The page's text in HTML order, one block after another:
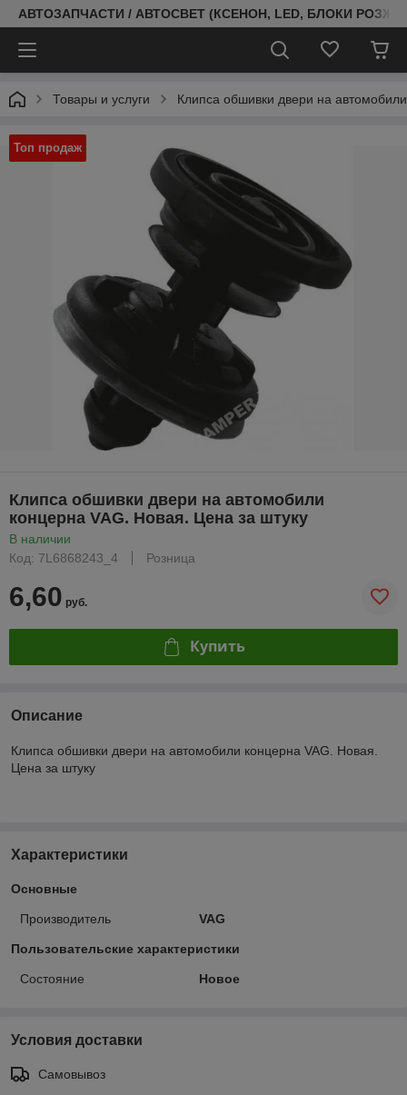
АВТОЗАПЧАСТИ / АВТОСВЕТ (КСЕНОН, LED, БЛОКИ
Товары и услуги Клипса обшивки двери на
Топ продаж
Клипса обшивки двери на автомобили
концерна VAG. Новая. Цена за штуку
В наличии
Код: 7L6868243_4
Розница
6,60 руб.
Купить
Описание
Клипса обшивки двери на автомобили концерна VAG. Новая.
Цена за штуку
Характеристики
Основные
Производитель VAG
Пользовательские характеристики
Состояние Новое
Условия доставки
Самовывоз